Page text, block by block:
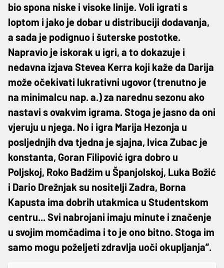
bio spona niske i visoke linije. Voli igrati s
loptom i jako je dobar u distribuciji dodavanja,
a sada je podignuo i šuterske postotke.
Napravio je iskorak u igri, a to dokazuje i
nedavna izjava Stevea Kerra koji kaže da Darija
može očekivati lukrativni ugovor (trenutno je
na minimalcu nap. a.) za narednu sezonu ako
nastavi s ovakvim igrama. Stoga je jasno da oni
vjeruju u njega. No i igra Marija Hezonja u
posljednjih dva tjedna je sjajna, Ivica Zubac je
konstanta, Goran Filipović igra dobro u
Poljskoj, Roko Badžim u Španjolskoj, Luka Božić
i Dario Drežnjak su nositelji Zadra, Borna
Kapusta ima dobrih utakmica u Studentskom
centru... Svi nabrojani imaju minute i značenje
u svojim momčadima i to je ono bitno. Stoga im
samo mogu poželjeti zdravlja uoči okupljanja”.